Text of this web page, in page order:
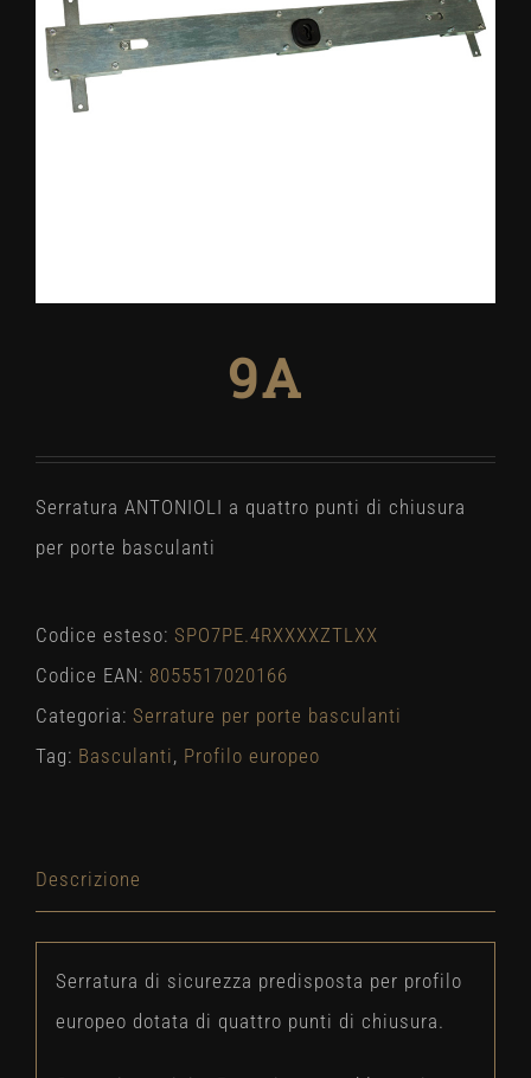
9A
Serratura ANTONIOLI a quattro punti di chiusura
per porte basculanti
Codice esteso: SPO7PE.4RXXXXZTLXX
Codice EAN: 8055517020166
Categoria: Serrature per porte basculanti
Tag: Basculanti, Profilo europeo
Descrizione
Serratura di sicurezza predisposta per profilo
europeo dotata di quattro punti di chiusura.